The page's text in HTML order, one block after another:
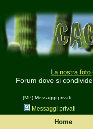
La nostra
Forum dove si
(MP) Messaggi privati
Messaggi privati
Home